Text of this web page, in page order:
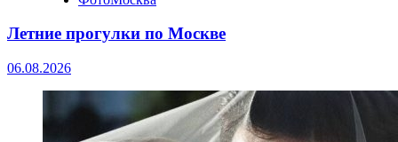
Летние прогулки по Москве
06.08.2026